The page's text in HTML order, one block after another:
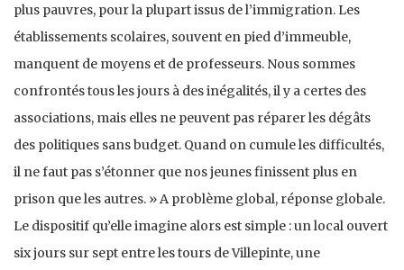
plus pauvres, pour la plupart issus de l’immigration. Les
établissements scolaires, souvent en pied d’immeuble,
manquent de moyens et de professeurs. Nous sommes
confrontés tous les jours à des inégalités, il y a certes des
associations, mais elles ne peuvent pas réparer les dégâts
des politiques sans budget. Quand on cumule les difficultés,
il ne faut pas s’étonner que nos jeunes finissent plus en
prison que les autres. » A problème global, réponse globale.
Le dispositif qu’elle imagine alors est simple : un local ouvert
six jours sur sept entre les tours de Villepinte, une